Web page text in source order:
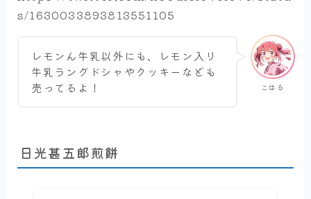
s/1630033893813551105
こはる
レモンん牛乳以外にも、レモン入り
牛乳ラングドシャやクッキーなども
売ってるよ！
日光甚五郎煎餅